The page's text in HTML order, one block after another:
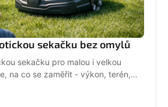
sekačku bez omylů
sekačku pro malou i velkou
na co se zaměřit - výkon, terén,